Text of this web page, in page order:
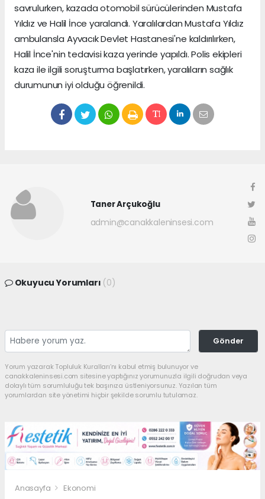
savrulurken, kazada otomobil sürücülerinden Mustafa
Yıldız ve Halil İnce yaralandı. Yaralılardan Mustafa Yıldız
ambulansla Ayvacık Devlet Hastanesi'ne kaldırılırken,
Halil İnce'nin tedavisi kaza yerinde yapıldı. Polis ekipleri
kaza ile ilgili soruşturma başlatırken, yaralıların sağlık
durumunun iyi olduğu öğrenildi.
Taner Arçukoğlu
admin@canakkaleninsesi.com
Okuyucu Yorumları (0)
Gönder
Yorum yazarak Topluluk Kuralları’nı kabul etmiş bulunuyor ve
canakkaleninsesi.com sitesine yaptığınız yorumunuzla ilgili doğrudan veya
dolaylı tüm sorumluluğu tek başınıza üstleniyorsunuz. Yazılan tüm
yorumlardan site yönetimi hiçbir şekilde sorumlu tutulamaz.
Anasayfa Ekonomi